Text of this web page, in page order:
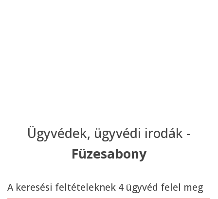
Ügyvédek, ügyvédi irodák -
Füzesabony
A keresési feltételeknek 4 ügyvéd felel meg